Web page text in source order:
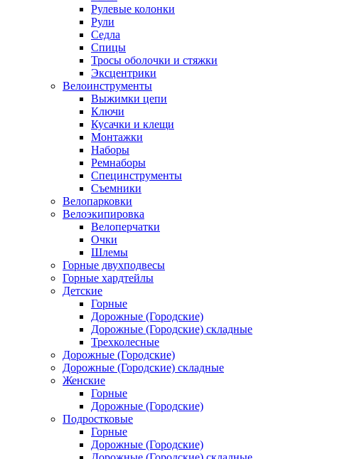
Рулевые колонки
Рули
Седла
Спицы
Тросы оболочки и стяжки
Эксцентрики
Велоинструменты
Выжимки цепи
Ключи
Кусачки и клещи
Монтажки
Наборы
Ремнаборы
Специнструменты
Съемники
Велопарковки
Велоэкипировка
Велоперчатки
Очки
Шлемы
Горные двухподвесы
Горные хардтейлы
Детские
Горные
Дорожные (Городские)
Дорожные (Городские) складные
Трехколесные
Дорожные (Городские)
Дорожные (Городские) складные
Женские
Горные
Дорожные (Городские)
Подростковые
Горные
Дорожные (Городские)